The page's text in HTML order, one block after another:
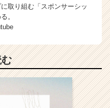
取り組む「スポンサーシッ
。